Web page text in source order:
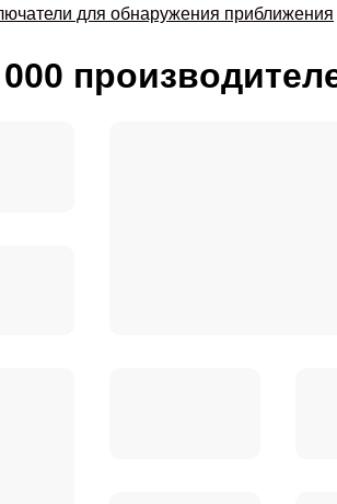
для обнаружения приближения